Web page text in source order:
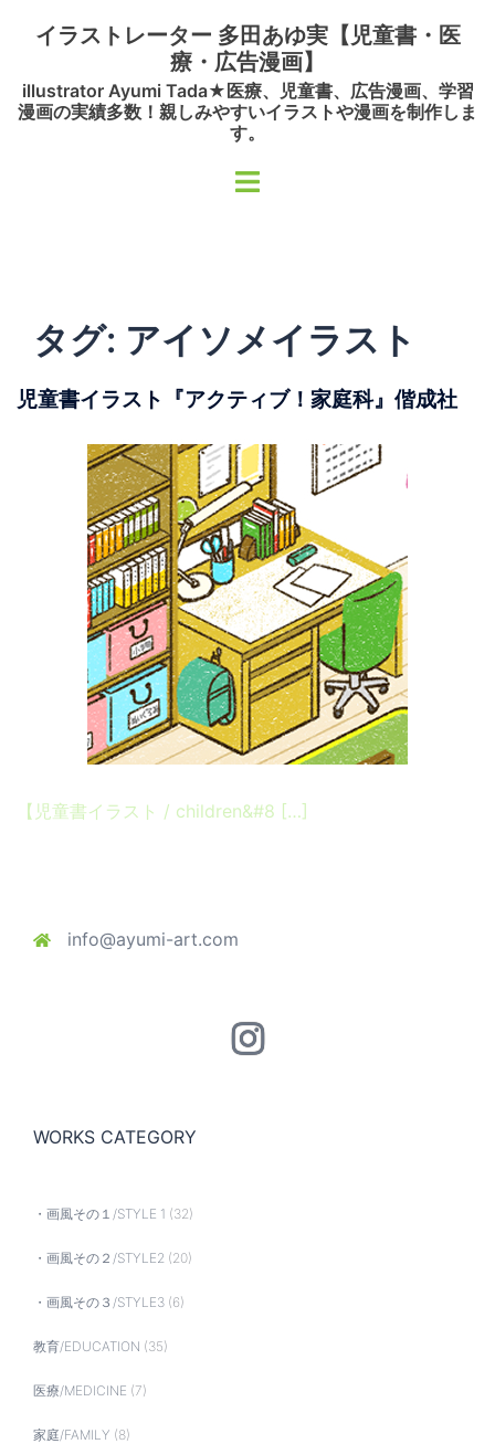
イラストレーター 多田あゆ実【児童書・医
療・広告漫画】
illustrator Ayumi Tada★医療、児童書、広告漫画、学習
漫画の実績多数！親しみやすいイラストや漫画を制作しま
す。
ト
ー
タグ: アイソメイラスト
児童書イラスト『アクティブ！家庭科』偕成社
【児童書イラスト / children&#8 […]
info@ayumi-art.com
Instagram
WORKS CATEGORY
・画風その１/STYLE 1 (32)
・画風その２/STYLE2 (20)
・画風その３/STYLE3 (6)
教育/EDUCATION (35)
医療/MEDICINE (7)
家庭/FAMILY (8)